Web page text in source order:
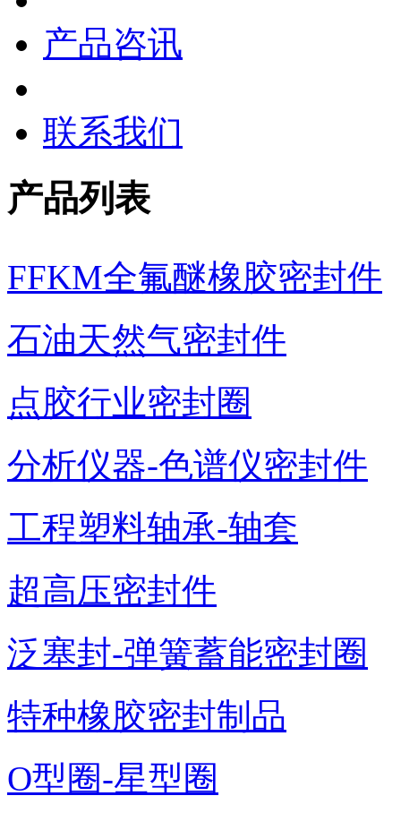
产品咨讯
联系我们
产品列表
FFKM全氟醚橡胶密封件
石油天然气密封件
点胶行业密封圈
分析仪器-色谱仪密封件
工程塑料轴承-轴套
超高压密封件
泛塞封-弹簧蓄能密封圈
特种橡胶密封制品
O型圈-星型圈